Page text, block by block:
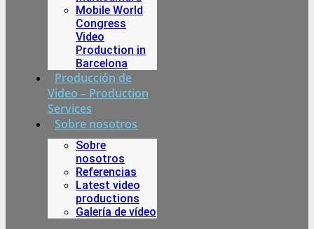
Mobile World
Congress
Video
Production in
Barcelona
Producción de
Video – Production
Services
Sobre nosotros
Sobre
nosotros
Referencias
Latest video
productions
Galería de vídeo